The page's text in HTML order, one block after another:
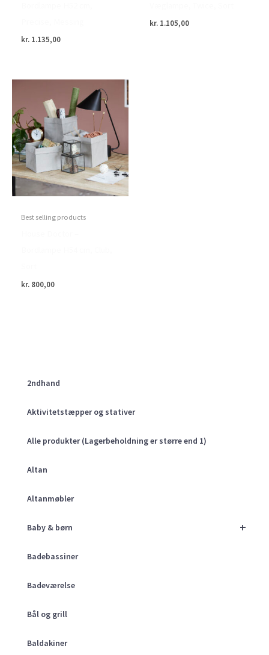
2ndhand
Aktivitetstæpper og stativer
Alle produkter (Lagerbeholdning er større end 1)
Altan
Altanmøbler
+
Baby & børn
Badebassiner
Badeværelse
Bål og grill
Baldakiner
kr. 1.135,00
kr. 1.105,00
Best selling products
kr. 800,00